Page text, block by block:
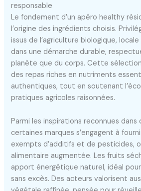
responsable
Le fondement d’un apéro healthy
l’origine des ingrédients choisis.
issus de l’agriculture biologique,
dans une démarche durable,
planète que du corps. Cette
des repas riches en nutriments
authentiques, tout en soutenant
pratiques agricoles raisonnées.
Parmi les inspirations reconnues dans
certaines marques s’engagent à
exempts d’additifs et de pesticides,
alimentaire augmentée. Les fruits
apport énergétique naturel, idéal
sans excès. Des acteurs valorisent